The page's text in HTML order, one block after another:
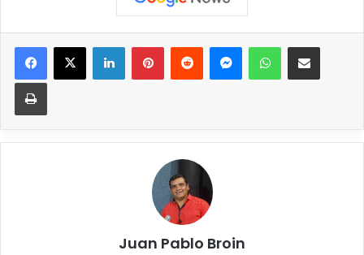
Facebook
X LinkedInPinterestReddit MessengerWhatsAppCompartir vía correo
Imprimir
Juan Pablo Broin